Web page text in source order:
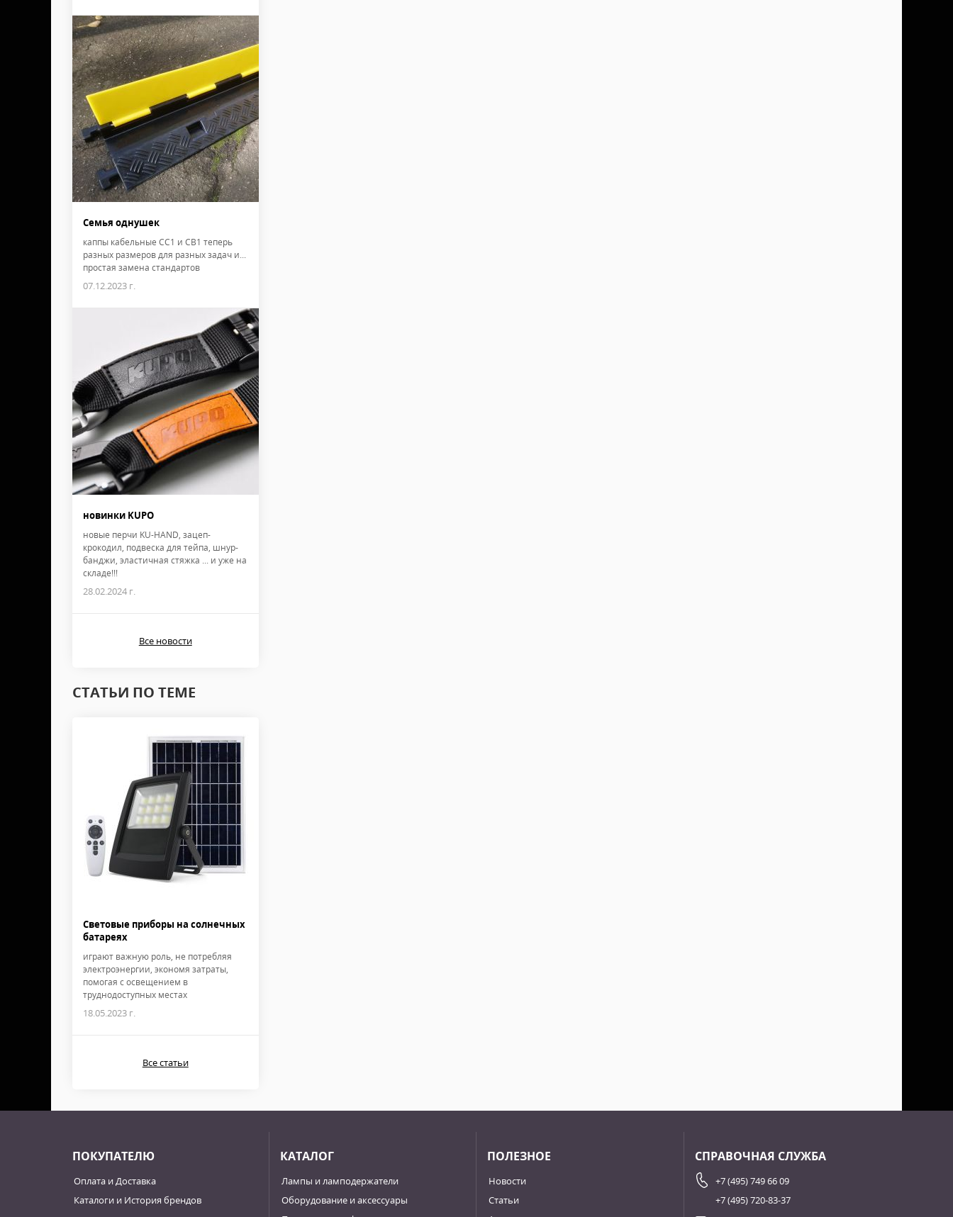
Семья однушек
каппы кабельные CC1 и CB1 теперь
разных размеров для разных задач и...
простая замена стандартов
07.12.2023 г.
новинки KUPO
новые перчи KU-HAND, зацеп-
крокодил, подвеска для тейпа, шнур-
банджи, эластичная стяжка ... и уже на
складе!!!
28.02.2024 г.
Все новости
СТАТЬИ ПО ТЕМЕ
Световые приборы на солнечных
батареях
играют важную роль, не потребляя
электроэнергии, экономя затраты,
помогая с освещением в
труднодоступных местах
18.05.2023 г.
Все статьи
ПОКУПАТЕЛЮ
Оплата и Доставка
Каталоги и История брендов
КАТАЛОГ
Лампы и ламподержатели
Оборудование и аксессуары
ПОЛЕЗНОЕ
Новости
Статьи
СПРАВОЧНАЯ СЛУЖБА
+7 (495) 749 66 09
+7 (495) 720-83-37